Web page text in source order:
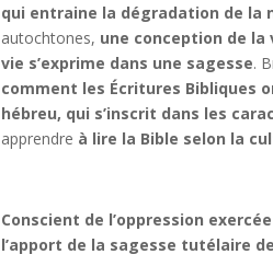
qui entraine la dégradation de la
autochtones, une conception de
vie s’exprime dans une sagesse.
comment les Écritures Bibliques
hébreu, qui s’inscrit dans les
apprendre à lire la Bible selon la
Conscient de l’oppression
l’apport de la sagesse tutélaire